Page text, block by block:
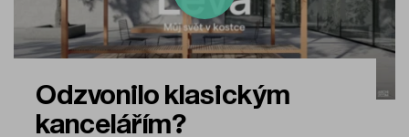
Odzvonilo klasickým
kancelářím?